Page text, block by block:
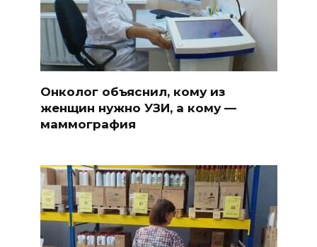
Онколог объяснил, кому из
женщин нужно УЗИ, а кому —
маммография